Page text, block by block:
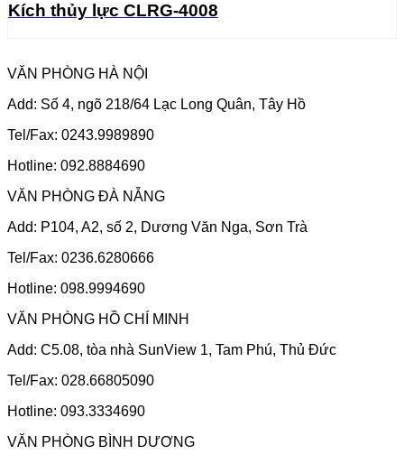
Kích thủy lực CLRG-4008
VĂN PHÒNG HÀ NỘI
Add: Số 4, ngõ 218/64 Lạc Long Quân, Tây Hồ
Tel/Fax: 0243.9989890
Hotline: 092.8884690
VĂN PHÒNG ĐÀ NẴNG
Add: P104, A2, số 2, Dương Văn Nga, Sơn Trà
Tel/Fax: 0236.6280666
Hotline: 098.9994690
VĂN PHÒNG HỒ CHÍ MINH
Add: C5.08, tòa nhà SunView 1, Tam Phú, Thủ Đức
Tel/Fax: 028.66805090
Hotline: 093.3334690
VĂN PHÒNG BÌNH DƯƠNG